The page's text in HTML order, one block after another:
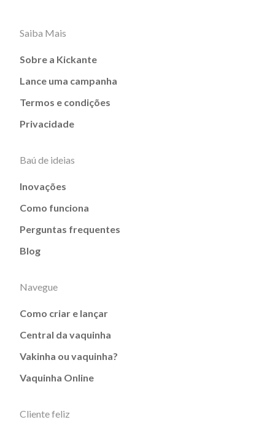
Saiba Mais
Sobre a Kickante
Lance uma campanha
Termos e condições
Privacidade
Baú de ideias
Inovações
Como funciona
Perguntas frequentes
Blog
Navegue
Como criar e lançar
Central da vaquinha
Vakinha ou vaquinha?
Vaquinha Online
Cliente feliz